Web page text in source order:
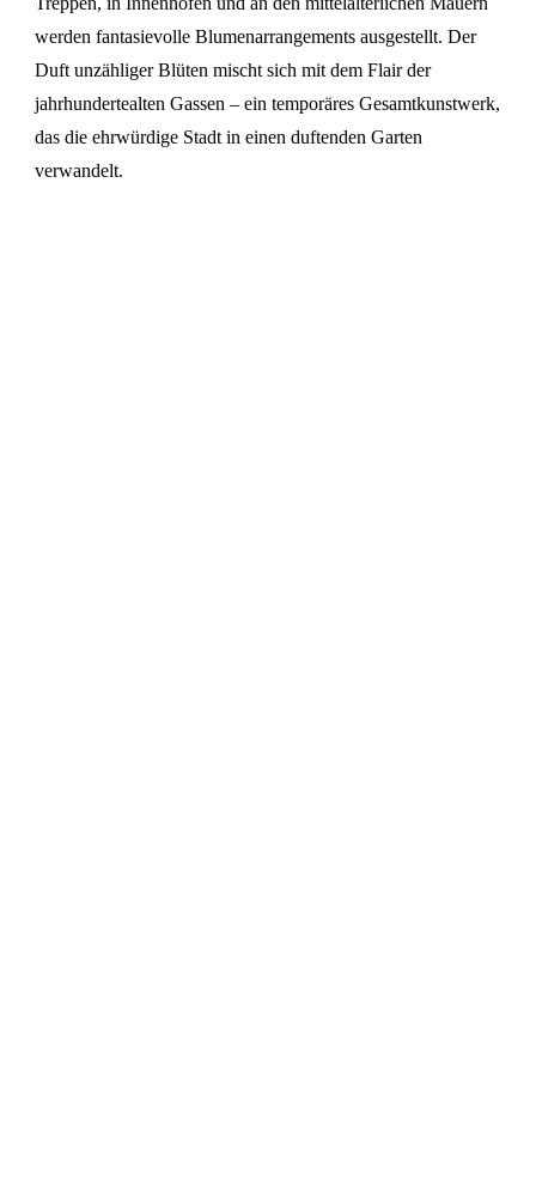
werden fantasievolle Blumenarrangements ausgestellt. Der
Duft unzähliger Blüten mischt sich mit dem Flair der
jahrhundertealten Gassen – ein temporäres Gesamtkunstwerk,
das die ehrwürdige Stadt in einen duftenden Garten
verwandelt.